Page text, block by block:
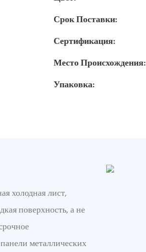
Срок Поставки:
Сертификация:
Место Происхождения:
Упаковка:
холодная лист,
поверхность, а не
металлических